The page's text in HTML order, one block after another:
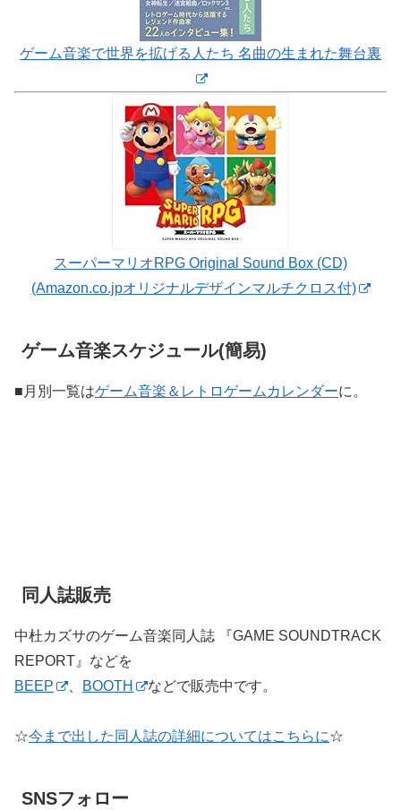
ゲーム音楽で世界を拡げる人たち 名曲の生まれた舞台裏
スーパーマリオRPG Original Sound Box (CD)
(Amazon.co.jpオリジナルデザインマルチクロス付)
ゲーム音楽スケジュール(簡易)
■月別一覧はゲーム音楽＆レトロゲームカレンダーに。
同人誌販売
中杜カズサのゲーム音楽同人誌 『GAME SOUNDTRACK
REPORT』などを
BEEP
BOOTH などで販売中です。
☆今まで出した同人誌の詳細についてはこちらに☆
SNSフォロー